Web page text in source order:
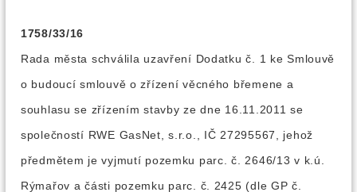
1758/33/16
Rada města schválila uzavření Dodatku č. 1 ke Smlouvě
o budoucí smlouvě o zřízení věcného břemene a
souhlasu se zřízením stavby ze dne 16.11.2011 se
společností RWE GasNet, s.r.o., IČ 27295567, jehož
předmětem je vyjmutí pozemku parc. č. 2646/13 v k.ú.
Rýmařov a části pozemku parc. č. 2425 (dle GP č.